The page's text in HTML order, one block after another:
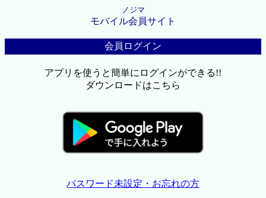
ノジマ
モバイル会員サイト
会員ログイン
アプリを使うと簡単にログインができる!!
ダウンロードはこちら
パスワード未設定・お忘れの方